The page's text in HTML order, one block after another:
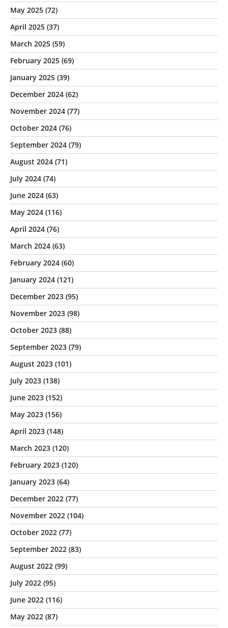
May 2025 (72)
April 2025 (37)
March 2025 (59)
February 2025 (69)
January 2025 (39)
December 2024 (62)
November 2024 (77)
October 2024 (76)
September 2024 (79)
August 2024 (71)
July 2024 (74)
June 2024 (63)
May 2024 (116)
April 2024 (76)
March 2024 (63)
February 2024 (60)
January 2024 (121)
December 2023 (95)
November 2023 (98)
October 2023 (88)
September 2023 (79)
August 2023 (101)
July 2023 (138)
June 2023 (152)
May 2023 (156)
April 2023 (148)
March 2023 (120)
February 2023 (120)
January 2023 (64)
December 2022 (77)
November 2022 (104)
October 2022 (77)
September 2022 (83)
August 2022 (99)
July 2022 (95)
June 2022 (116)
May 2022 (87)